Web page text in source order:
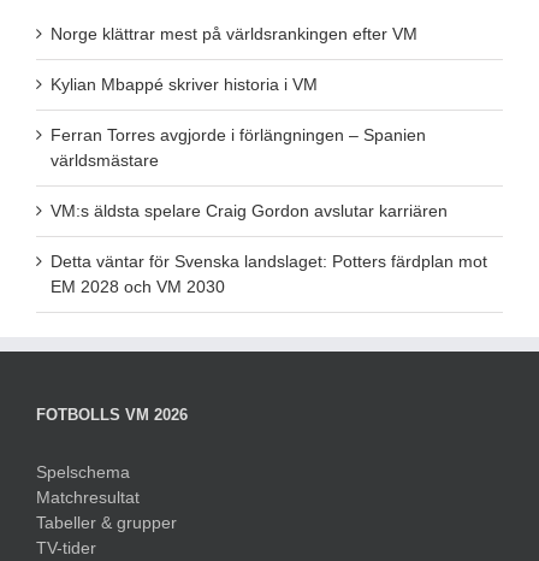
Norge klättrar mest på världsrankingen efter VM
Kylian Mbappé skriver historia i VM
Ferran Torres avgjorde i förlängningen – Spanien
världsmästare
VM:s äldsta spelare Craig Gordon avslutar karriären
Detta väntar för Svenska landslaget: Potters färdplan mot
EM 2028 och VM 2030
FOTBOLLS VM 2026
Spelschema
Matchresultat
Tabeller & grupper
TV-tider